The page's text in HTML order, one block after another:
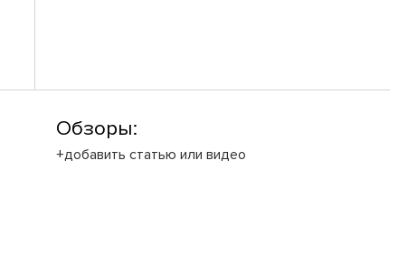
Обзоры:
+добавить статью или видео